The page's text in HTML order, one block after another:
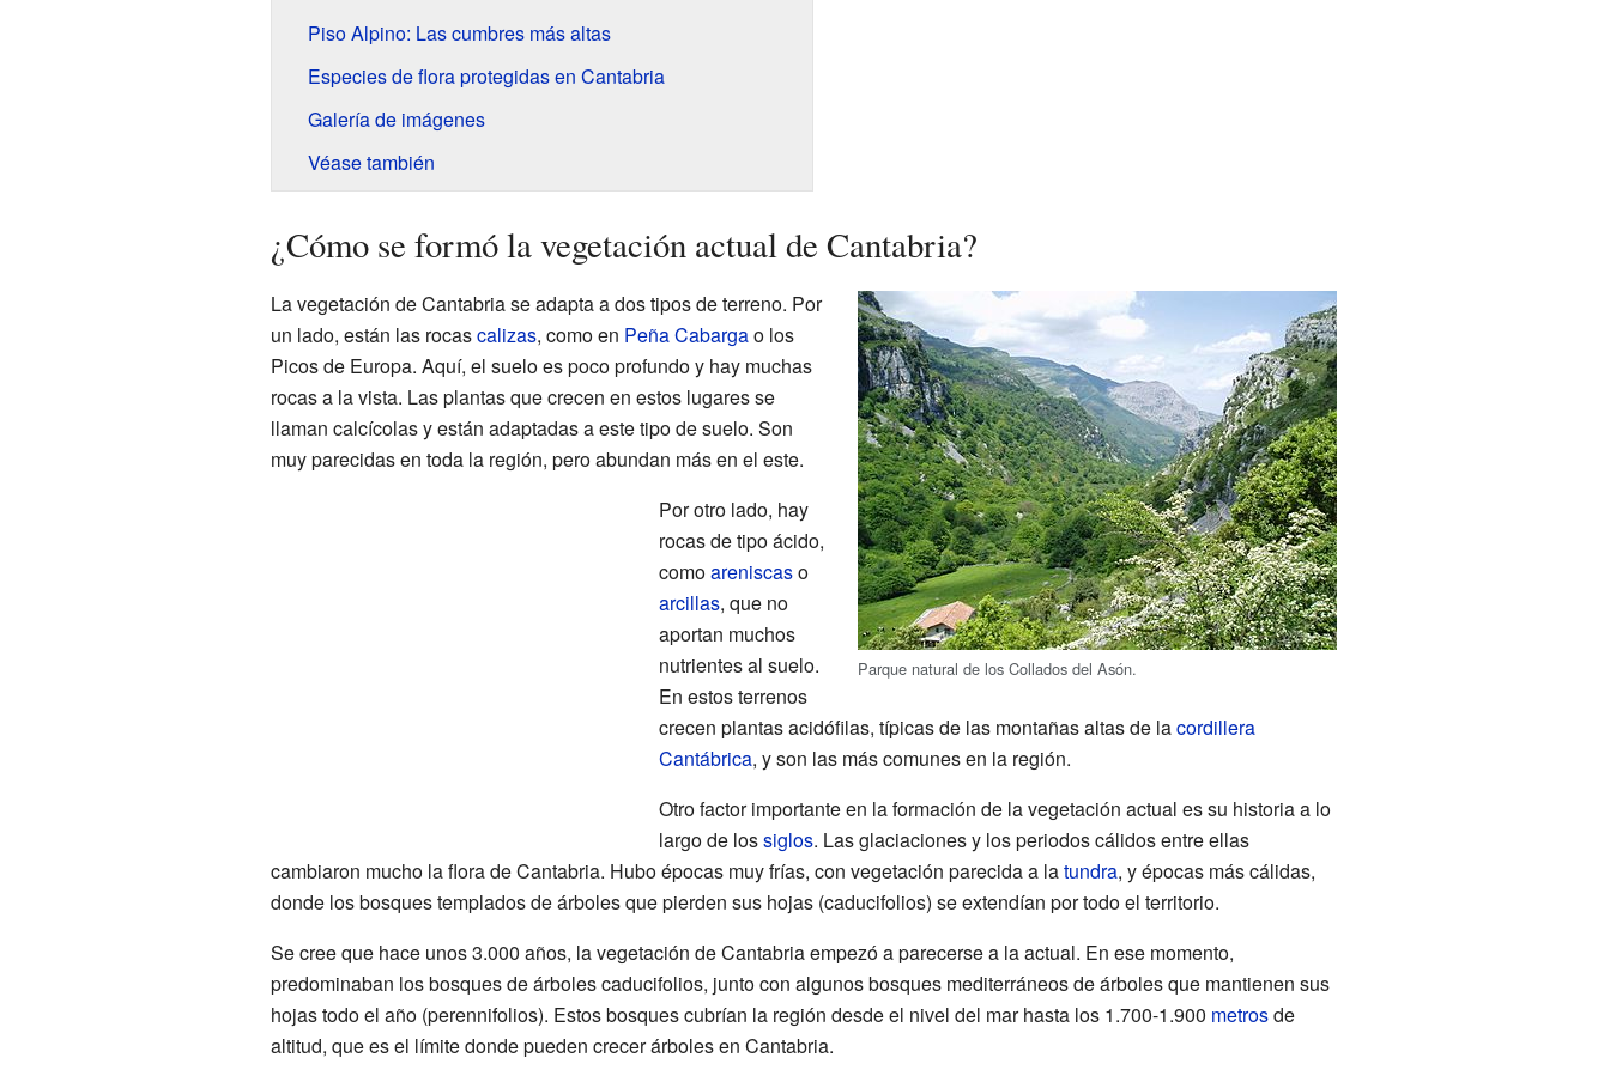
Piso Alpino: Las cumbres más altas
Especies de flora protegidas en Cantabria
Galería de imágenes
Véase también
¿Cómo se formó la vegetación actual de Cantabria?
Parque natural de los Collados del Asón.
La vegetación de Cantabria se adapta a dos tipos de terreno. Por
un lado, están las rocascalizas, como en Peña Cabargao los
Picos de Europa. Aquí, el suelo es poco profundo y hay muchas
rocas a la vista. Las plantas que crecen en estos lugares se
llaman calcícolas y están adaptadas a este tipo de suelo. Son
muy parecidas en toda la región, pero abundan más en el este.
Por otro lado, hay
rocas de tipo ácido,
comoareniscaso
arcillas, que no
aportan muchos
nutrientes al suelo.
En estos terrenos
crecen plantas acidófilas, típicas de las montañas altas de lacordillera
Cantábrica, y son las más comunes en la región.
Otro factor importante en la formación de la vegetación actual es su historia a lo
largo de lossiglos. Las glaciaciones y los periodos cálidos entre ellas
cambiaron mucho la flora de Cantabria. Hubo épocas muy frías, con vegetación parecida a latundra, y épocas más cálidas,
donde los bosques templados de árboles que pierden sus hojas (caducifolios) se extendían por todo el territorio.
Se cree que hace unos 3.000 años, la vegetación de Cantabria empezó a parecerse a la actual. En ese momento,
predominaban los bosques de árboles caducifolios, junto con algunos bosques mediterráneos de árboles que mantienen sus
hojas todo el año (perennifolios). Estos bosques cubrían la región desde el nivel del mar hasta los 1.700-1.900 metrosde
altitud, que es el límite donde pueden crecer árboles en Cantabria.